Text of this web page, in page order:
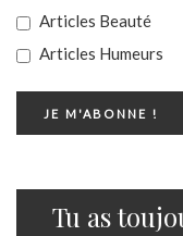
Articles Beauté
Articles Humeurs
Tu as